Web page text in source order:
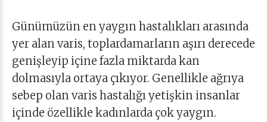
Günümüzün en yaygın hastalıkları arasında
yer alan varis, toplardamarların aşırı derecede
genişleyip içine fazla miktarda kan
dolmasıyla ortaya çıkıyor. Genellikle ağrıya
sebep olan varis hastalığı yetişkin insanlar
içinde özellikle kadınlarda çok yaygın.